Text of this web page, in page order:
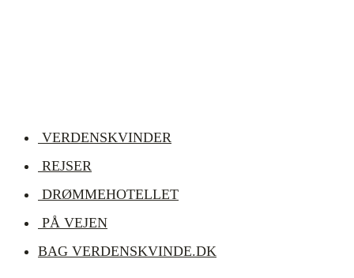
VERDENSKVINDER
REJSER
DRØMMEHOTELLET
PÅ VEJEN
BAG VERDENSKVINDE.DK